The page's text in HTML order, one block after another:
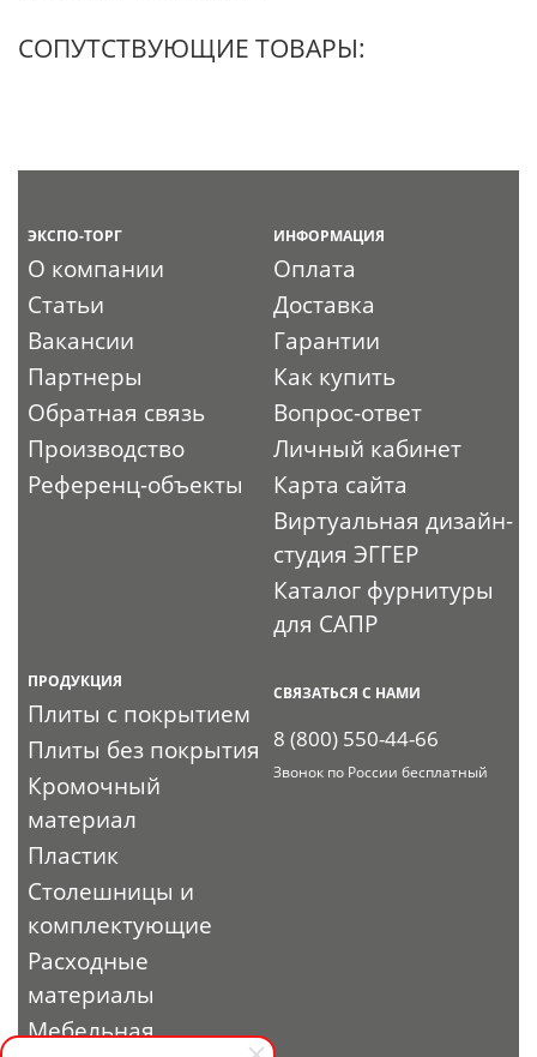
СОПУТСТВУЮЩИЕ ТОВАРЫ:
ЭКСПО-ТОРГ
О компании
Статьи
Вакансии
Партнеры
Обратная связь
Производство
Референц-объекты
ИНФОРМАЦИЯ
Оплата
Доставка
Гарантии
Как купить
Вопрос-ответ
Личный кабинет
Карта сайта
Виртуальная дизайн-
студия ЭГГЕР
Каталог фурнитуры
для САПР
ПРОДУКЦИЯ
Плиты с покрытием
Плиты без покрытия
Кромочный
материал
Пластик
Столешницы и
комплектующие
Расходные
материалы
Мебельная
СВЯЗАТЬСЯ С НАМИ
8 (800) 550-44-66
Звонок по России бесплатный